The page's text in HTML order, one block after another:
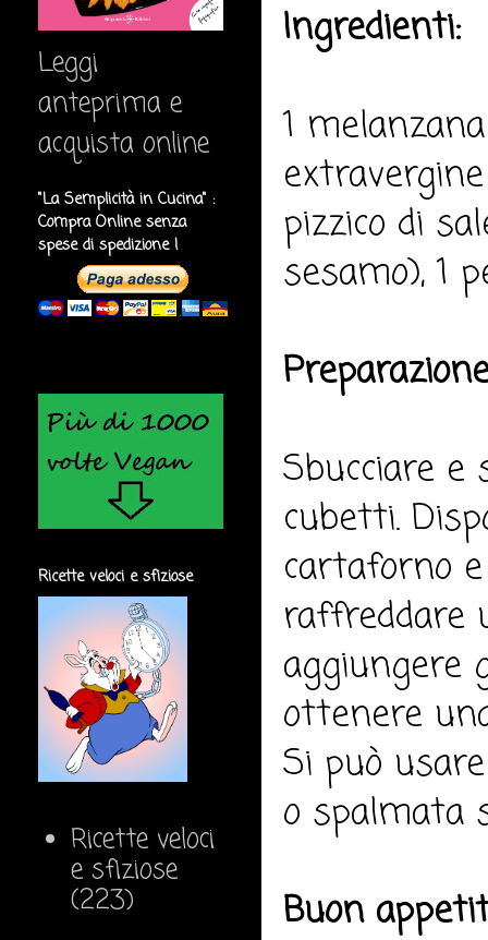
Ingredienti:
1
pizzico di
sesamo), 1
Sbucciare
cubetti.
cartaforno
raffreddare
aggiungere
ottenere
Si può
o spalmata
Buon
Leggi
anteprima e
acquista online
"La Semplicità in Cucina" :
Compra Online senza
spese di spedizione !
Ricette veloci e sfiziose
Ricette veloci
e sfiziose
(223)